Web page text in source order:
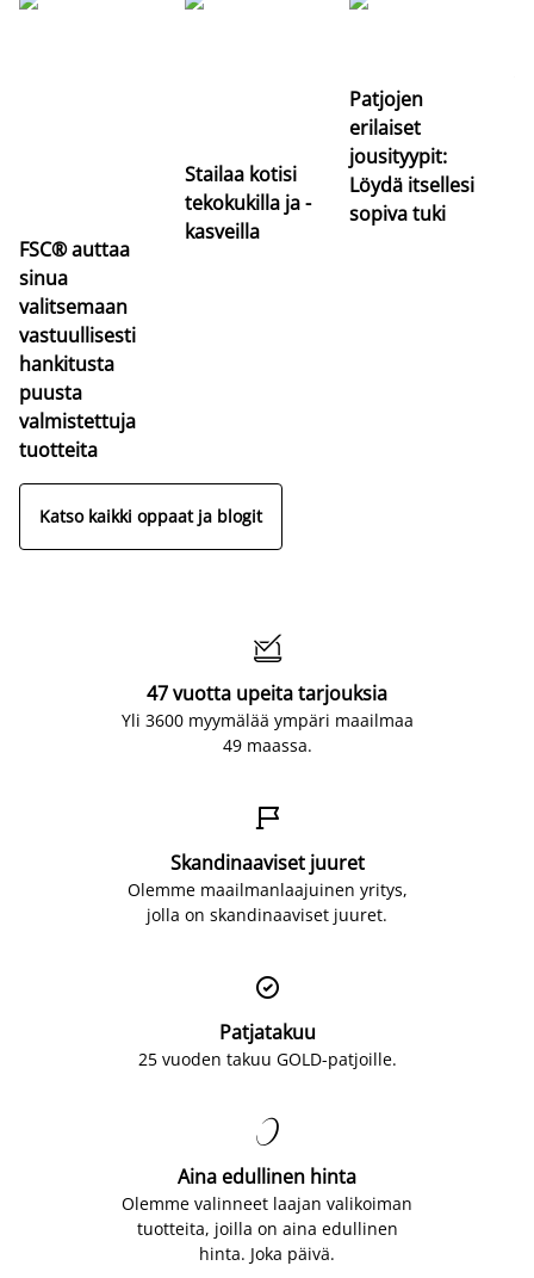
FSC® auttaa
sinua
valitsemaan
vastuullisesti
hankitusta
puusta
valmistettuja
tuotteita
Stailaa kotisi
tekokukilla ja -
kasveilla
Patjojen
erilaiset
jousityypit:
Löydä itsellesi
sopiva tuki
Katso kaikki oppaat ja blogit

47 vuotta upeita tarjouksia
Yli 3600 myymälää ympäri maailmaa
49 maassa.

Skandinaaviset juuret
Olemme maailmanlaajuinen yritys,
jolla on skandinaaviset juuret.

Patjatakuu
25 vuoden takuu GOLD-patjoille.

Aina edullinen hinta
Olemme valinneet laajan valikoiman
tuotteita, joilla on aina edullinen
hinta. Joka päivä.